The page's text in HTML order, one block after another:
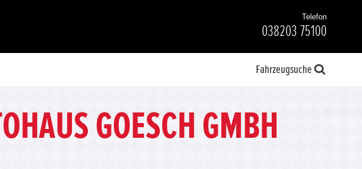
Telefon
038203 75100
Fahrzeugsuche
GOESCH GMBH